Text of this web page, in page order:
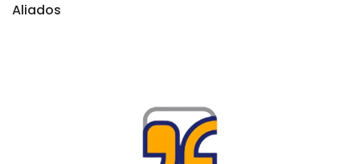
Aliados